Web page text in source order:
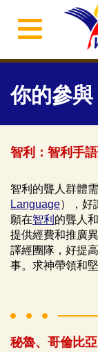
你的參與
智利：智利手
智利的聾人群體
Language），好
願在智利 的聾人
提供經費和推廣
譯經團隊，好提
事。求神帶領和
秘魯、哥倫比